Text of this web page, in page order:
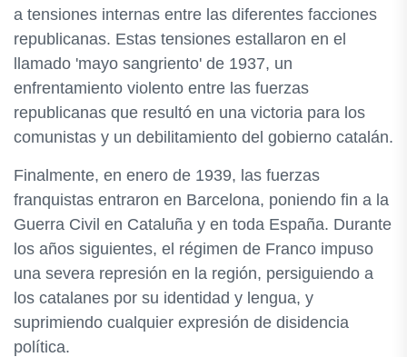
a tensiones internas entre las diferentes facciones
republicanas. Estas tensiones estallaron en el
llamado 'mayo sangriento' de 1937, un
enfrentamiento violento entre las fuerzas
republicanas que resultó en una victoria para los
comunistas y un debilitamiento del gobierno catalán.
Finalmente, en enero de 1939, las fuerzas
franquistas entraron en Barcelona, poniendo fin a la
Guerra Civil en Cataluña y en toda España. Durante
los años siguientes, el régimen de Franco impuso
una severa represión en la región, persiguiendo a
los catalanes por su identidad y lengua, y
suprimiendo cualquier expresión de disidencia
política.